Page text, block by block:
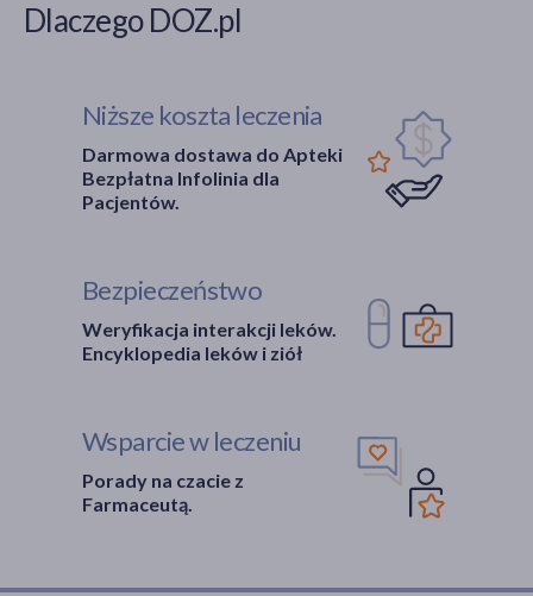
Dlaczego DOZ.pl
Niższe koszta leczenia
Darmowa dostawa do Apteki
Bezpłatna Infolinia dla
Pacjentów.
Bezpieczeństwo
Weryfikacja interakcji leków.
Encyklopedia leków i ziół
Wsparcie w leczeniu
Porady na czacie z
Farmaceutą.